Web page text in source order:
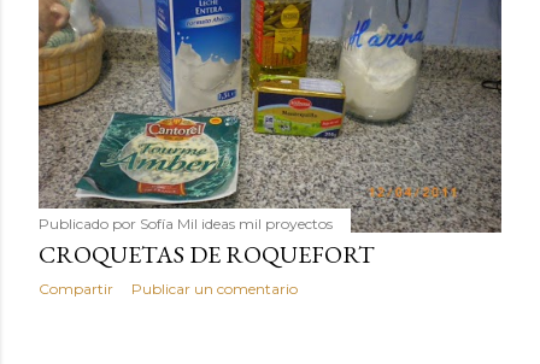
Publicado por Sofía Mil ideas mil proyectos
CROQUETAS DE ROQUEFORT
Compartir Publicar un comentario